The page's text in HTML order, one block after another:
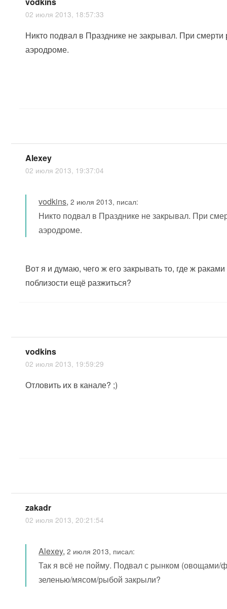
02 июля 2013, 18:57:33
Никто подвал в Празднике не закрывал. При смерти
аэродроме.
Alexey
02 июля 2013, 19:37:04
vodkins,2 июля 2013, писал:
Никто подвал в Празднике не закрывал. При
аэродроме.
Вот я и думаю, чего ж его закрывать то, где ж раками
поблизости ещё разжиться?
vodkins
02 июля 2013, 19:59:29
Отловить их в канале? ;)
zakadr
02 июля 2013, 20:21:54
Alexey,2 июля 2013, писал:
Так я всё не пойму. Подвал с рынком (овощами/
зеленью/мясом/рыбой закрыли?